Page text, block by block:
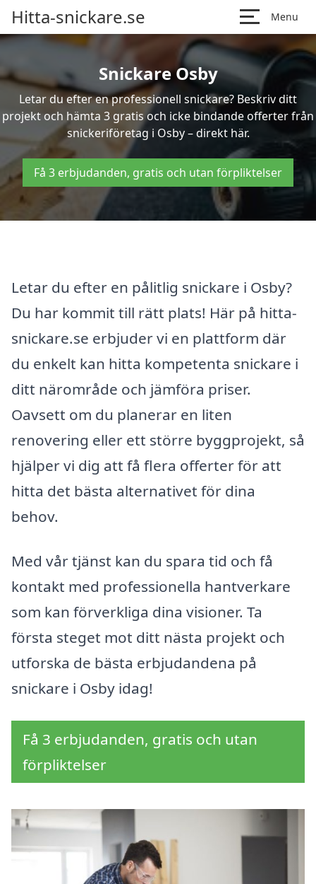
Hitta-snickare.se Menu
Snickare Osby
Letar du efter en professionell snickare? Beskriv ditt
projekt och hämta 3 gratis och icke bindande offerter från
snickeriföretag i Osby – direkt här.
Få 3 erbjudanden, gratis och utan förpliktelser
Letar du efter en pålitlig snickare i Osby?
Du har kommit till rätt plats! Här på hitta-
snickare.se erbjuder vi en plattform där
du enkelt kan hitta kompetenta snickare i
ditt närområde och jämföra priser.
Oavsett om du planerar en liten
renovering eller ett större byggprojekt, så
hjälper vi dig att få flera offerter för att
hitta det bästa alternativet för dina
behov.
Med vår tjänst kan du spara tid och få
kontakt med professionella hantverkare
som kan förverkliga dina visioner. Ta
första steget mot ditt nästa projekt och
utforska de bästa erbjudandena på
snickare i Osby idag!
Få 3 erbjudanden, gratis och utan
förpliktelser